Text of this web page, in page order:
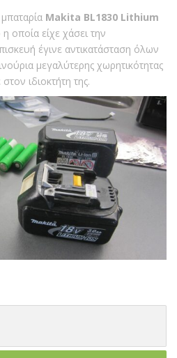
Makita BL1830 Lithium
η οποία είχε χάσει την
έγινε αντικατάσταση όλων
μεγαλύτερης χωρητικότητας
ιδιοκτήτη της.